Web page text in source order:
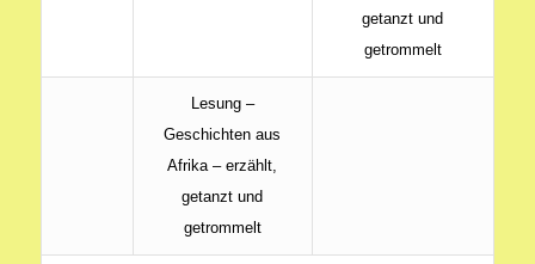
getanzt und
getrommelt
Lesung –
Geschichten aus
Afrika – erzählt,
getanzt und
getrommelt